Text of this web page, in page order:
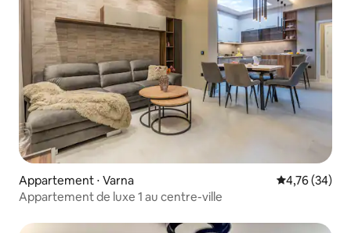
Appartement ⋅ Varna Évaluation
4,76 (34)
Appartement de luxe 1 au centre-ville